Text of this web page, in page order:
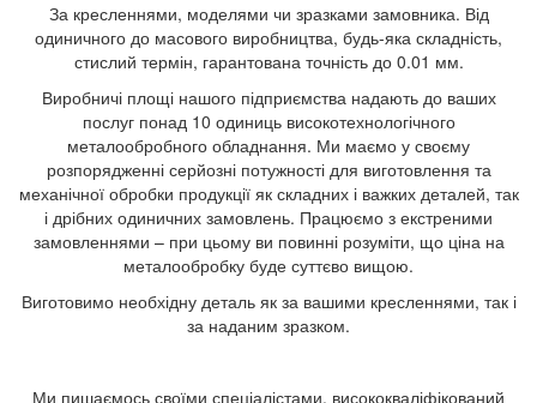
За кресленнями, моделями чи зразками замовника. Від
одиничного до масового виробництва, будь-яка складність,
стислий термін, гарантована точність до 0.01 мм.
Виробничі площі нашого підприємства надають до ваших
послуг понад 10 одиниць високотехнологічного
металообробного обладнання. Ми маємо у своєму
розпорядженні серйозні потужності для виготовлення та
механічної обробки продукції як складних і важких деталей, так
і дрібних одиничних замовлень. Працюємо з екстреними
замовленнями – при цьому ви повинні розуміти, що ціна на
металообробку буде суттєво вищою.
Виготовимо необхідну деталь як за вашими кресленнями, так і
за наданим зразком.
Ми пишаємось своїми спеціалістами, висококваліфікований